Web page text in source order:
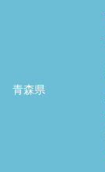
青森県